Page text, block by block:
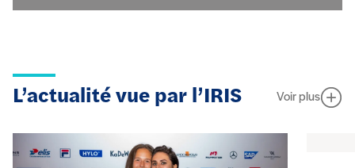
L’actualité vue par l’IRIS Voir plus